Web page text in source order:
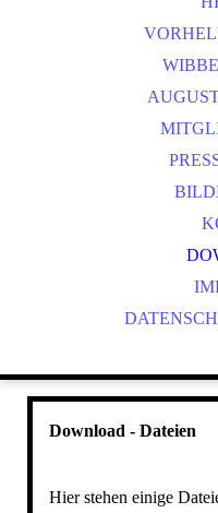
50 JAHRE
Download - Dateien
Hier stehen einige